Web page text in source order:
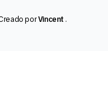
porVincent .